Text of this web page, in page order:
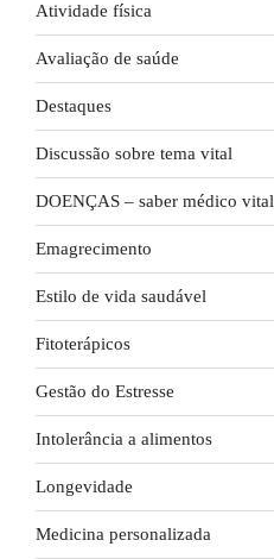
Atividade física
Avaliação de saúde
Destaques
Discussão sobre tema vital
DOENÇAS – saber médico vital
Emagrecimento
Estilo de vida saudável
Fitoterápicos
Gestão do Estresse
Intolerância a alimentos
Longevidade
Medicina personalizada